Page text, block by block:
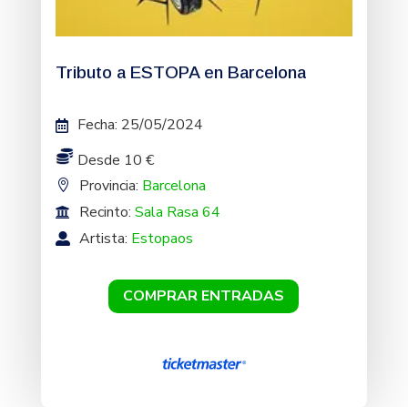
Tributo a ESTOPA en Barcelona
Fecha: 25/05/2024
Desde 10 €
Provincia: Barcelona
Recinto: Sala Rasa 64
Artista: Estopaos
COMPRAR ENTRADAS